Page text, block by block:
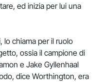
ed inizia per lui una
lo chiama per il ruolo
ossia il campione di
e Jake Gyllenhaal
dice Worthington, era